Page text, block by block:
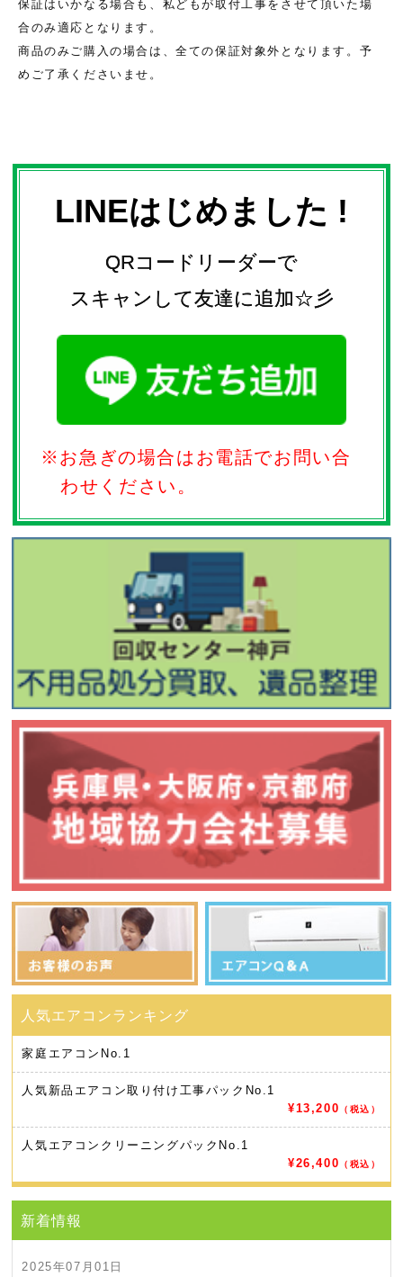
保証はいかなる場合も、私どもが取付工事をさせて頂いた場
合のみ適応となります。
商品のみご購入の場合は、全ての保証対象外となります。予
めご了承くださいませ。
LINEはじめました !
QRコードリーダーで
スキャンして友達に追加☆彡
※お急ぎの場合はお電話でお問い合
わせください。
家庭エアコン No.1
人気新品エアコン取り付け工事パック No.1
¥13,200
（税込）
人気エアコンクリーニングパック No.1
¥26,400
（税込）
新着情報
2025年07月01日